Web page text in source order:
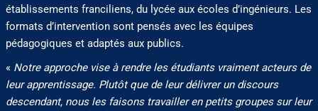
établissements franciliens, du lycée aux écoles d’ingénieurs. Les
formats d’intervention sont pensés avec les équipes
pédagogiques et adaptés aux publics.
« Notre approche vise à rendre les étudiants vraiment acteurs de
leur apprentissage. Plutôt que de leur délivrer un discours
descendant, nous les faisons travailler en petits groupes sur leur